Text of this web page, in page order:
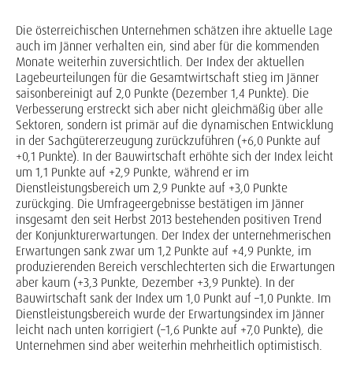
Die österreichischen Unternehmen schätzen ihre aktuelle Lage
auch im Jänner verhalten ein, sind aber für die kommenden
Monate weiterhin zuversichtlich. Der Index der aktuellen
Lagebeurteilungen für die Gesamtwirtschaft stieg im Jänner
saisonbereinigt auf 2,0 Punkte (Dezember 1,4 Punkte). Die
Verbesserung erstreckt sich aber nicht gleichmäßig über alle
Sektoren, sondern ist primär auf die dynamischen Entwicklung
in der Sachgütererzeugung zurückzuführen (+6,0 Punkte auf
+0,1 Punkte). In der Bauwirtschaft erhöhte sich der Index leicht
um 1,1 Punkte auf +2,9 Punkte, während er im
Dienstleistungsbereich um 2,9 Punkte auf +3,0 Punkte
zurückging. Die Umfrageergebnisse bestätigen im Jänner
insgesamt den seit Herbst 2013 bestehenden positiven Trend
der Konjunkturerwartungen. Der Index der unternehmerischen
Erwartungen sank zwar um 1,2 Punkte auf +4,9 Punkte, im
produzierenden Bereich verschlechterten sich die Erwartungen
aber kaum (+3,3 Punkte, Dezember +3,9 Punkte). In der
Bauwirtschaft sank der Index um 1,0 Punkt auf –1,0 Punkte. Im
Dienstleistungsbereich wurde der Erwartungsindex im Jänner
leicht nach unten korrigiert (–1,6 Punkte auf +7,0 Punkte), die
Unternehmen sind aber weiterhin mehrheitlich optimistisch.